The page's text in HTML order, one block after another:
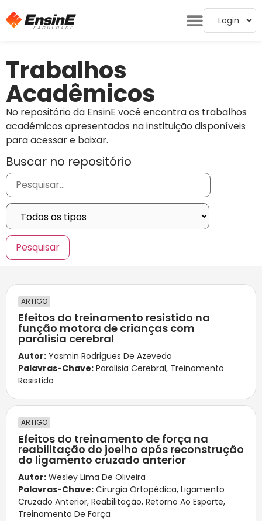
Login
Trabalhos
Acadêmicos
No repositório da EnsinE você encontra os trabalhos
acadêmicos apresentados na instituição disponíveis
para acessar e baixar.
Buscar no repositório
ARTIGO
Efeitos do treinamento resistido na
função motora de crianças com
paralisia cerebral
Autor: Yasmin Rodrigues De Azevedo
Palavras-Chave: Paralisia Cerebral, Treinamento
Resistido
ARTIGO
Efeitos do treinamento de força na
reabilitação do joelho após reconstrução
do ligamento cruzado anterior
Autor: Wesley Lima De Oliveira
Palavras-Chave: Cirurgia Ortopédica, Ligamento
Cruzado Anterior, Reabilitação, Retorno Ao Esporte,
Treinamento De Força